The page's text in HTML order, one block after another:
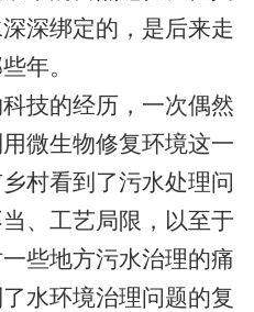
深绑定的，是后来走
年。
的经历，一次偶然
微生物修复环境这一
村看到了污水处理问
、工艺局限，以至于
些地方污水治理的痛
水环境治理问题的复